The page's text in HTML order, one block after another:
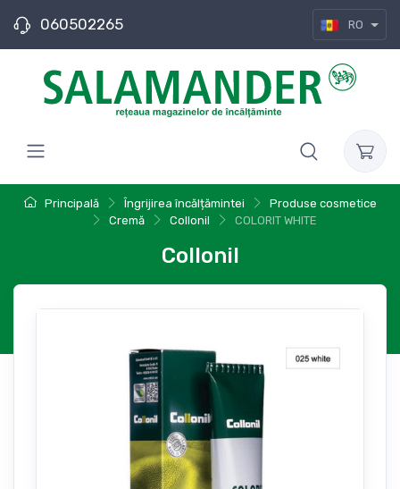
060502265 RO
Principală Îngrijirea încălțămintei
Produse cosmetice
Cremă
Collonil COLORIT WHITE
Collonil